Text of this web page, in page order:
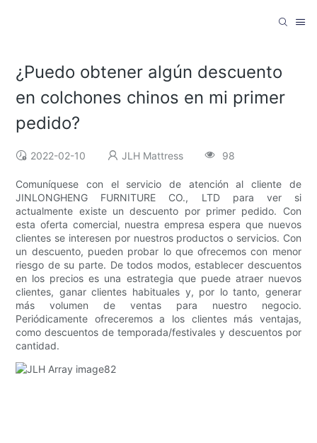
¿Puedo obtener algún descuento
en colchones chinos en mi primer
pedido?
2022-02-10 JLH Mattress 98
Comuníquese con el servicio de atención al cliente de
JINLONGHENG FURNITURE CO., LTD para ver si
actualmente existe un descuento por primer pedido. Con
esta oferta comercial, nuestra empresa espera que nuevos
clientes se interesen por nuestros productos o servicios. Con
un descuento, pueden probar lo que ofrecemos con menor
riesgo de su parte. De todos modos, establecer descuentos
en los precios es una estrategia que puede atraer nuevos
clientes, ganar clientes habituales y, por lo tanto, generar
más volumen de ventas para nuestro negocio.
Periódicamente ofreceremos a los clientes más ventajas,
como descuentos de temporada/festivales y descuentos por
cantidad.